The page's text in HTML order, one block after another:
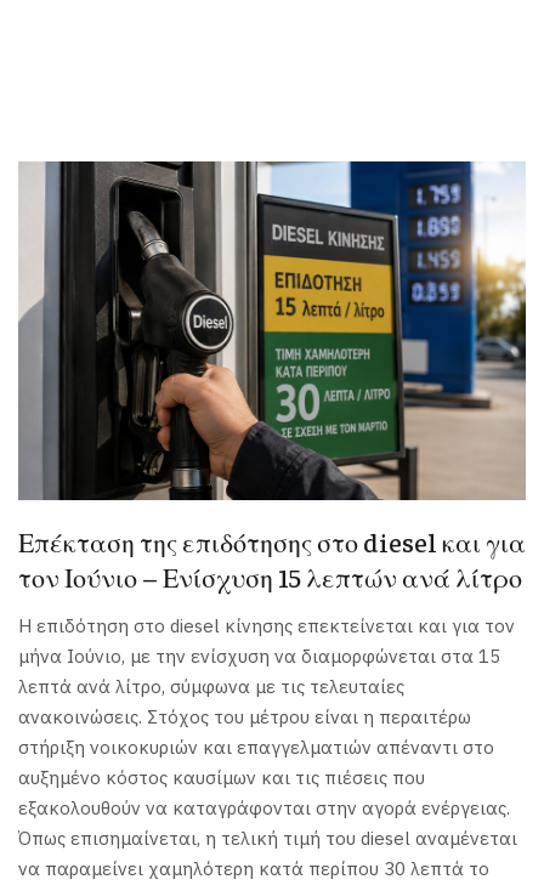
Επέκταση της επιδότησης στο diesel και για
τον Ιούνιο – Ενίσχυση 15 λεπτών ανά λίτρο
Η επιδότηση στο diesel κίνησης επεκτείνεται και για τον
μήνα Ιούνιο, με την ενίσχυση να διαμορφώνεται στα 15
λεπτά ανά λίτρο, σύμφωνα με τις τελευταίες
ανακοινώσεις. Στόχος του μέτρου είναι η περαιτέρω
στήριξη νοικοκυριών και επαγγελματιών απέναντι στο
αυξημένο κόστος καυσίμων και τις πιέσεις που
εξακολουθούν να καταγράφονται στην αγορά ενέργειας.
Όπως επισημαίνεται, η τελική τιμή του diesel αναμένεται
να παραμείνει χαμηλότερη κατά περίπου 30 λεπτά το